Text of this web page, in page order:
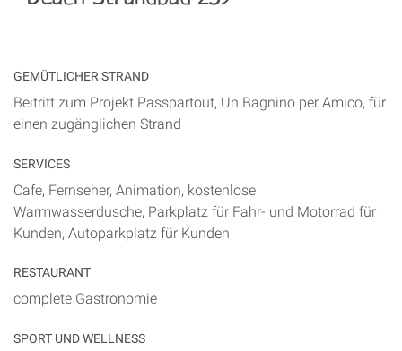
GEMÜTLICHER STRAND
Beitritt zum Projekt Passpartout, Un Bagnino per Amico, für
einen zugänglichen Strand
SERVICES
Cafe, Fernseher, Animation, kostenlose
Warmwasserdusche, Parkplatz für Fahr- und Motorrad für
Kunden, Autoparkplatz für Kunden
RESTAURANT
complete Gastronomie
SPORT UND WELLNESS